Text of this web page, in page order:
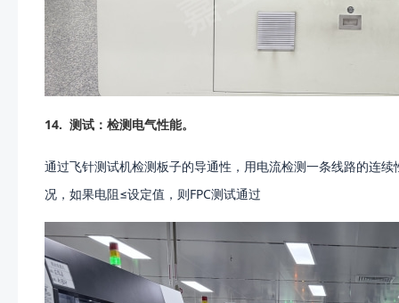
14. 测试：检测电气性能。
通过飞针测试机检测板子的导通性， 用电流检测一条线路的连
况，如果电阻≤设定值，则FPC测试通过